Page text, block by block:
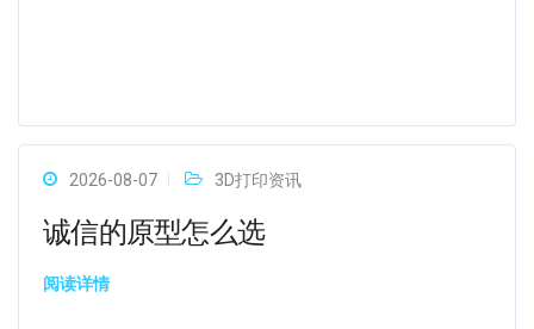
2026-08-07 3D打印资讯
诚信的原型怎么选
阅读详情